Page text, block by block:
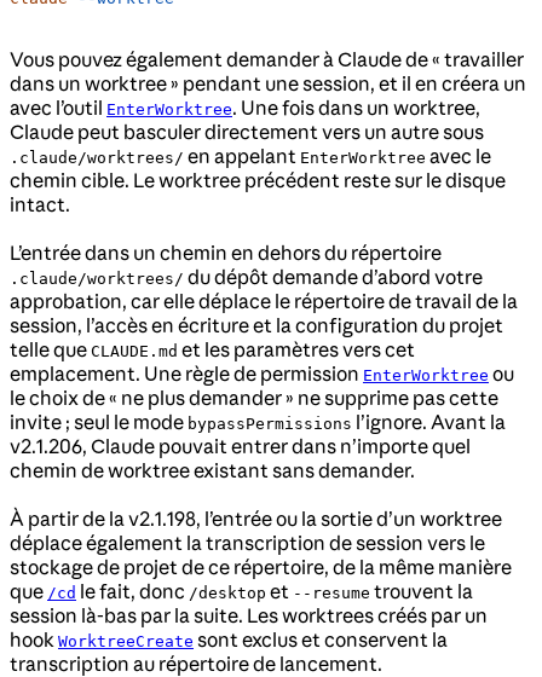
Vous pouvez également demander à Claude de « travailler
dans un worktree » pendant une session, et il en créera un
avec l’outil EnterWorktree. Une fois dans un worktree,
Claude peut basculer directement vers un autre sous
.claude/worktrees/ en appelant EnterWorktree avec le
chemin cible. Le worktree précédent reste sur le disque
intact.
L’entrée dans un chemin en dehors du répertoire
.claude/worktrees/ du dépôt demande d’abord votre
approbation, car elle déplace le répertoire de travail de la
session, l’accès en écriture et la configuration du projet
telle que CLAUDE.md et les paramètres vers cet
emplacement. Une règle de permission EnterWorktree ou
le choix de « ne plus demander » ne supprime pas cette
invite ; seul le mode bypassPermissions l’ignore. Avant la
v2.1.206, Claude pouvait entrer dans n’importe quel
chemin de worktree existant sans demander.
À partir de la v2.1.198, l’entrée ou la sortie d’un worktree
déplace également la transcription de session vers le
stockage de projet de ce répertoire, de la même manière
que /cd le fait, donc /desktop et --resume trouvent la
session là-bas par la suite. Les worktrees créés par un
hook WorktreeCreate sont exclus et conservent la
transcription au répertoire de lancement.